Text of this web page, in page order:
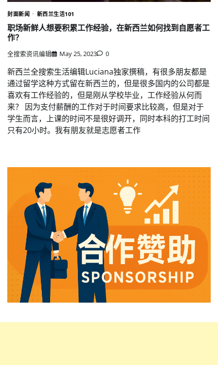
封面新闻 新西兰生活101
职场新鲜人想要积累工作经验，在新西兰如何找到自愿者工
作？
全搜索资讯编辑 May 25, 2023 0
新西兰全搜索生活编辑Luciana独家撰稿，有很多朋友都是
通过留学这种方式留在新西兰的，但是很多国内的公司都是
喜欢有工作经验的，但是刚从学校毕业，工作经验从何而
来？ 因为支付薪酬的工作对于时间要求比较高，但是对于
学生而言，上课的时间不是很好调开，同时本科的打工时间
只有20小时。我有朋友就是志愿者工作